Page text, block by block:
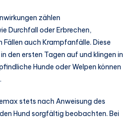
zählen
Durchfall oder Erbrechen,
Fällen auch Krampfanfälle. Diese
den ersten Tagen auf und klingen in
Hunde oder Welpen können
stets nach Anweisung des
Hund sorgfältig beobachten. Bei